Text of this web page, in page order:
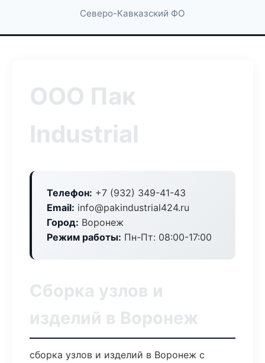
Северо-Кавказский ФО
ООО Пак
Industrial
Телефон: +7 (932) 349-41-43
Email: info@pakindustrial424.ru
Город: Воронеж
Режим работы: Пн-Пт: 08:00-17:00
Сборка узлов и
изделий в Воронеж
сборка узлов и изделий в Воронеж с